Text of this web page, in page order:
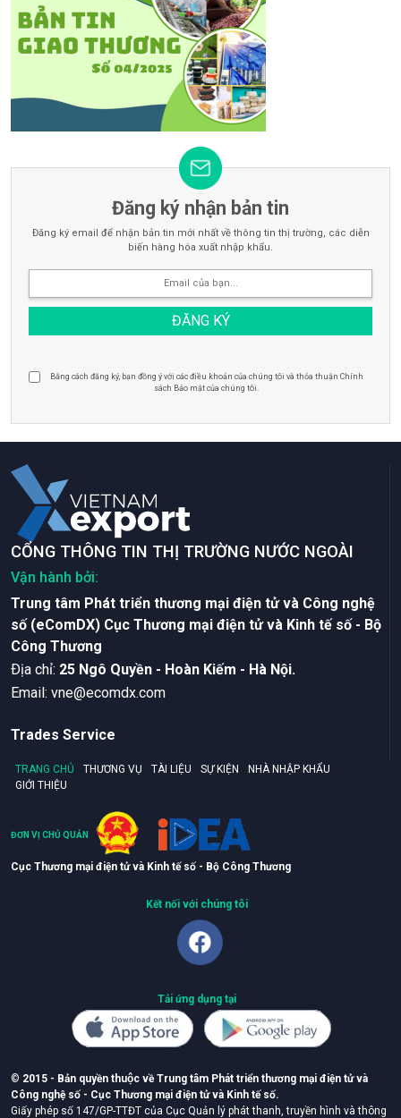
Đăng ký nhận bản tin
Đăng ký email để nhận bản tin mới nhất về thông tin thị trường, các diễn
biến hàng hóa xuất nhập khẩu.
Bằng cách đăng ký, bạn đồng ý với các điều khoản của chúng tôi và thỏa thuận Chính
sách Bảo mật của chúng tôi.
CỔNG THÔNG TIN THỊ TRƯỜNG NƯỚC NGOÀI
Vận hành bởi:
Trung tâm Phát triển thương mại điện tử và Công nghệ
số (eComDX) Cục Thương mại điện tử và Kinh tế số - Bộ
Công Thương
Ðịa chỉ: 25 Ngô Quyền - Hoàn Kiếm - Hà Nội.
Email: vne@ecomdx.com
Trades Service
TRANG CHỦ THƯƠNG VỤ TÀI LIỆU SỰ KIỆN
NHÀ NHẬP KHẨU
GIỚI THIỆU
ĐƠN VỊ CHỦ QUẢN
Cục Thương mại điện tử và Kinh tế số - Bộ Công Thương
Kết nối với chúng tôi
Tải ứng dụng tại
© 2015 - Bản quyền thuộc về Trung tâm Phát triển thương mại điện tử và
Công nghệ số - Cục Thương mại điện tử và Kinh tế số.
Giấy phép số 147/GP-TTĐT của Cục Quản lý phát thanh, truyền hình và thông